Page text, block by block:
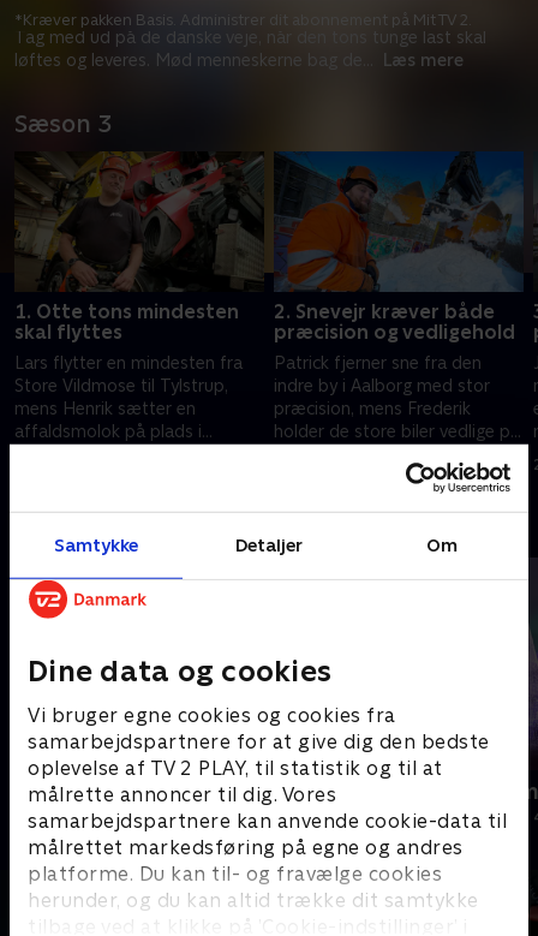
Samtykke Detaljer Om
Dine data og cookies
Vi bruger egne cookies og cookies fra
samarbejdspartnere for at give dig den bedste
oplevelse af TV 2 PLAY, til statistik og til at
målrette annoncer til dig. Vores
samarbejdspartnere kan anvende cookie-data til
målrettet markedsføring på egne og andres
platforme. Du kan til- og fravælge cookies
herunder, og du kan altid trække dit samtykke
tilbage ved at klikke på ’Cookie-indstillinger’ i
Tag med ud på de danske veje, når den tons tunge last skal
løftes og leveres. Mød menneskerne bag de
Læs mere
*Kræver pakken Basis. Administrer dit abonnement på Mit TV 2.
Sæson 3
1. Otte tons mindesten
skal flyttes
Lars flytter en mindesten fra
Store Vildmose til Tylstrup,
mens Henrik sætter en
affaldsmolok på plads i
2. Snevejr kræver både
præcision og vedligehold
Patrick fjerner sne fra den
indre by i Aalborg med stor
præcision, mens Frederik
holder de store biler vedlige på
29. august 2024 • 16 min
Fotovognen
Livsstil • 2 sæsoner
Julelys for
2022 • Livsstil •